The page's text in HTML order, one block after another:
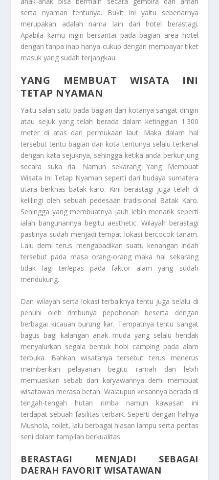
serta nyaman tentunya. Bukit ini yaitu sebenarnya
merupakan adalah nama lain dari hotel berastagi.
Apabila kamu ingin bersantai pada bagian area hotel
dengan tanpa inap hanya cukup dengan membayar tiket
masuk yang sudah terjangkau.
YANG MEMBUAT WISATA INI
TETAP NYAMAN
Yaitu salah satu pada bagian dari kotanya sangat dingin
atau sejuk yang telah berada dalam ketinggian 1.300
meter di atas dari permukaan laut. Maka dalam hal
tersebut tentu bagian dari kota tentunya selalu terkenal
dengan kata sejuknya, sehingga ketika anda berkunjung
secara suka ria. Namun sekarangYang Membuat
Wisata Ini Tetap Nyaman seperti dari budaya sumatera
utara berkhas batak karo. Kini berastagi juga telah di
kelilingi oleh sebuah pedesaan tradisional Batak Karo.
Sehingga yang membuatnya jauh lebih menarik seperti
ialah bangunannya begitu aesthetic. Wilayah berastagi
pastinya sudah menjadi tempat lokasi bercocok tanam.
Lalu demi terus mengabadikan suatu kenangan indah
tersebut pada masa orang-orang maka hal sekarang
tidak lagi terlepas pada faktor alam yang sudah
mendukung.
Dan wilayah serta lokasi terbaiknya tentu juga selalu di
penuhi oleh rimbunya pepohonan beserta dengan
berbagai kicauan burung liar. Tempatnya tentu sangat
bagus bagi kalangan anak muda yang selalu hendak
menyalurkan segala bentuk hobi camping pada alam
terbuka. Bahkan wisatanya tersebut terus menerus
memberikan pelayanan begitu ramah dan lebih
memuaskan sebab dari karyawannya demi membuat
wisatawan merasa betah. Walaupun kesannya berada di
tengah-tengah hutan rimba namun kawasan ini
terdapat sebuah fasilitas terbaik. Seperti dengan halnya
Mushola, toilet, lalu berbagai hiasan lampu serta pentas
seni dalam tampilan berkualitas.
BERASTAGI MENJADI SEBAGAI
DAERAH FAVORIT WISATAWAN